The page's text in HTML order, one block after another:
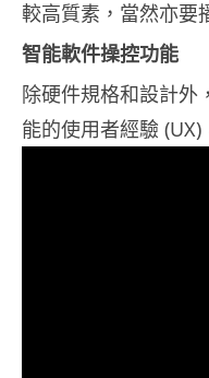
較高質素，當然亦要
智能軟件操控功能
除硬件規格和設計外
能的使用者經驗